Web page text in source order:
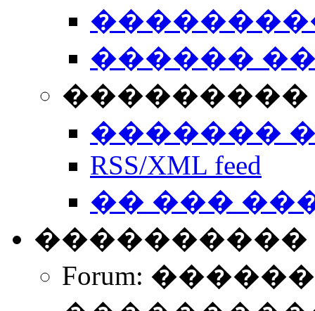
������
���������
�������
RSS/XML feed
�� ���
����������
Forum: